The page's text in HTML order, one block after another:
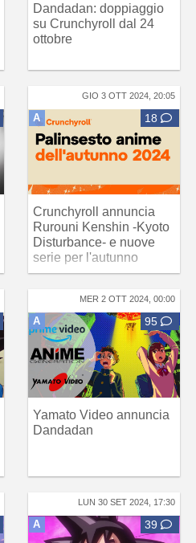
Dandadan: doppiaggio
su Crunchyroll dal 24
ottobre
GIO 3 OTT 2024, 20:05
A 18
Crunchyroll annuncia
Rurouni Kenshin -Kyoto
Disturbance- e nuove
serie per l'autunno
MER 2 OTT 2024, 00:00
A 95
Yamato Video annuncia
Dandadan
LUN 30 SET 2024, 17:30
A 39